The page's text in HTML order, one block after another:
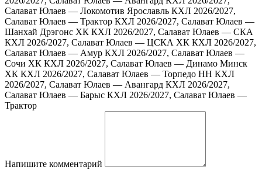
Салават Юлаев — Локомотив Ярославль КХЛ 2026/2027,
Салават Юлаев — Трактор КХЛ 2026/2027, Салават Юлаев —
Шанхай Дрэгонс ХК КХЛ 2026/2027, Салават Юлаев — СКА
КХЛ 2026/2027, Салават Юлаев — ЦСКА ХК КХЛ 2026/2027,
Салават Юлаев — Амур КХЛ 2026/2027, Салават Юлаев —
Сочи ХК КХЛ 2026/2027, Салават Юлаев — Динамо Минск
ХК КХЛ 2026/2027, Салават Юлаев — Торпедо НН КХЛ
2026/2027, Салават Юлаев — Авангард КХЛ 2026/2027,
Салават Юлаев — Барыс КХЛ 2026/2027, Салават Юлаев —
Трактор
Напишите комментарий